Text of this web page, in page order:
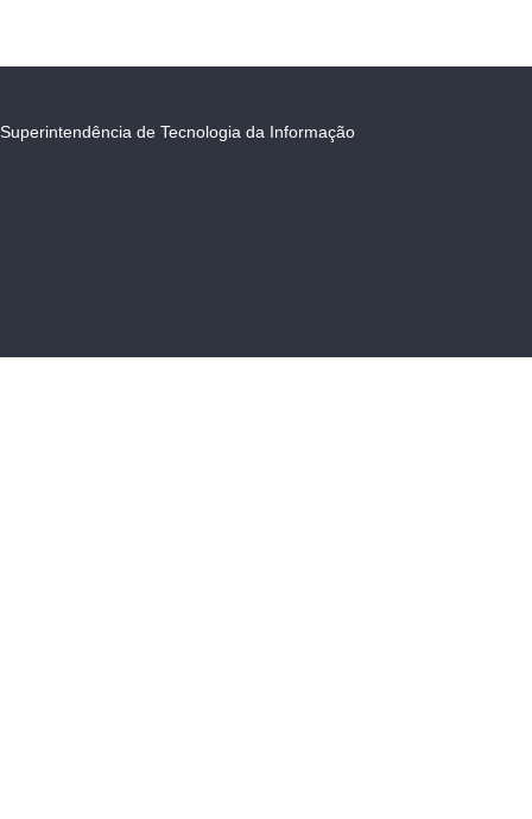
Superintendência de Tecnologia da Informação